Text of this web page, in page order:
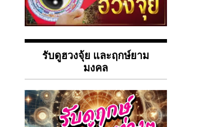
รับดูฮวงจุ้ย และฤกษ์ยาม
มงคล